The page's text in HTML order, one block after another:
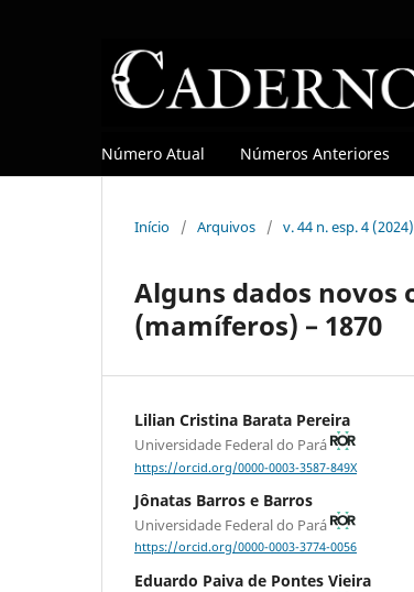
Número Atual Números Anteriores
Início / Arquivos / v. 44 n. esp. 4
Alguns dados novos
(mamíferos) – 1870
Lilian Cristina Barata Pereira
Universidade Federal do Pará
https://orcid.org/0000-0003-3587-849X
Jônatas Barros e Barros
Universidade Federal do Pará
https://orcid.org/0000-0003-3774-0056
Eduardo Paiva de Pontes Vieira